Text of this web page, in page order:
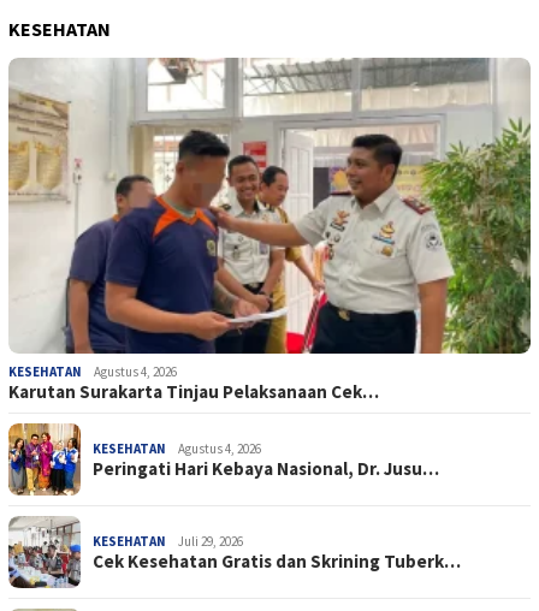
KESEHATAN
KESEHATAN Agustus 4, 2026
Karutan Surakarta Tinjau Pelaksanaan Cek…
KESEHATAN Agustus 4, 2026
Peringati Hari Kebaya Nasional, Dr. Jusu…
KESEHATAN Juli 29, 2026
Cek Kesehatan Gratis dan Skrining Tuberk…